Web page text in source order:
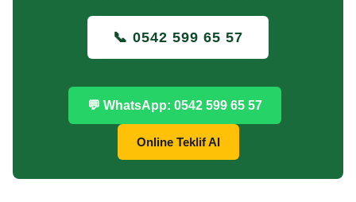
📞 0542 599 65 57
💬 WhatsApp: 0542 599 65 57
Online Teklif Al